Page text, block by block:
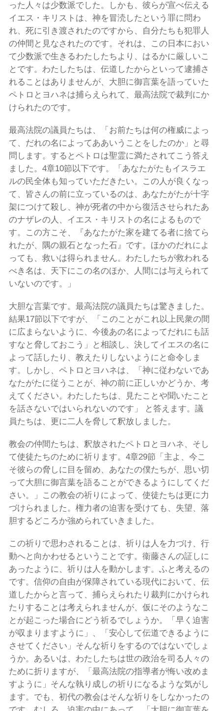
った人々は少数派でした。しかも、彼らが宣べ伝える
イエス・キリストは、神を冒涜したという罪に問わ
れ、死に引き渡されたのですから、自分たちも犯罪人
の仲間と見なされたのです。それは、この日本におい
て少数派で生きるわたしたちより、はるかに厳しいこ
とです。わたしたちは、伝道したからといって逮捕さ
れることはありませんが、大胆に御言葉を語っていた
ペトロとヨハネは捕らえられて、最高法院で裁判にか
けられたのです。
最高法院の議員たちは、「お前たちは何の権威によっ
て、だれの名によってああいうことをしたのか」と尋
問します。するとペトロは聖霊に満たされてこう答え
ました。4章10節以下です。「あなたがたもイスラエ
ルの民全体も知っていただきたい。この人が良くなっ
て、皆さんの前に立っているのは、あなたがたが十字
架につけて殺し、神が死者の中から復活させられたあ
のナザレの人、イエス・キリストの名によるもので
す。この方こそ、『あなたがた家を建てる者に捨てら
れたが、隅の親石となった石』です。ほかのだれによ
っても、救いは得られません。わたしたちが救われる
べき名は、天下にこの名のほか、人間には与えられて
いないのです。」
大胆な言葉です。最高法院の議員たちは驚きました。
結果17節以下ですが、「このことがこれ以上民衆の間
に広まらないように、今後あの名によってだれにも話
すなと脅しておこう」と相談し、決してイエスの名に
よって話したり、教えたりしないようにと命令しま
す。しかし、ペトロとヨハネは、「神に従わないであ
なたがたに従うことが、神の前に正しいかどうか、考
えてください。わたしたちは、見たことや聞いたこと
を話さないではいられないのです」 と答えます。議
員たちは、更に二人を脅して釈放しました。
教会の仲間たちは、釈放されたペトロとヨハネ、そし
て使徒たちのために祈ります。4章29節「主よ、今こ
そ彼らの脅しに目を留め、あなたの僕たちが、思い切
って大胆に御言葉を語ることができるようにしてくだ
さい。」この教会の祈りによって、使徒たちは更に力
づけられました。権力者の迫害を受けても、失望、落
胆するどころか強められていきました。
この祈りで思わされることは、祈りは人を力づけ、行
動へと向かわせるということです。衞藤さんの証しに
あったように、祈りは人を動かします。ふと考えるの
です。信仰の自由が保障されている現代において、伝
道したからと言って、捕らえられたり裁判にかけられ
たりすることは考えられませんが、仮にそのようなこ
とが起こった場合にどう祈るでしょうか。「早く迫害
が収まりますように」、「安心して伝道できるように
させてください」そんな祈りをするのではないでしょ
うか。あるいは、わたしたちは世の政治を司る人々の
ために折りますが、「最高法院の指導者が悔い改めま
すように」そんな執り成しの祈りになるような気がし
ます。でも、初代の教会はそんな祈りをしなかったの